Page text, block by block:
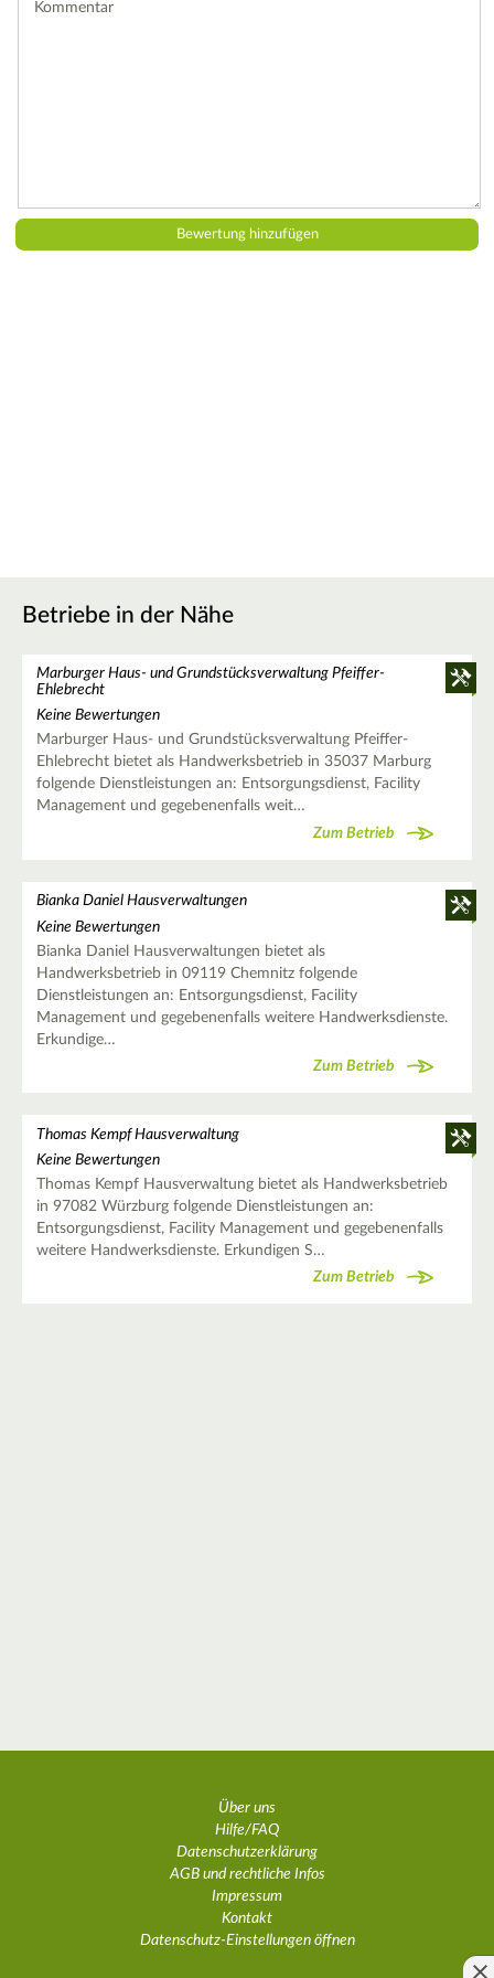
Betriebe in der Nähe
Marburger Haus- und Grundstücksverwaltung Pfeiffer-
Ehlebrecht
Keine Bewertungen
Marburger Haus- und Grundstücksverwaltung Pfeiffer-
Ehlebrecht bietet als Handwerksbetrieb in 35037 Marburg
folgende Dienstleistungen an: Entsorgungsdienst, Facility
Management und gegebenenfalls weit…
Zum Betrieb
Bianka Daniel Hausverwaltungen
Keine Bewertungen
Bianka Daniel Hausverwaltungen bietet als
Handwerksbetrieb in 09119 Chemnitz folgende
Dienstleistungen an: Entsorgungsdienst, Facility
Management und gegebenenfalls weitere Handwerksdienste.
Erkundige…
Zum Betrieb
Thomas Kempf Hausverwaltung
Keine Bewertungen
Thomas Kempf Hausverwaltung bietet als Handwerksbetrieb
in 97082 Würzburg folgende Dienstleistungen an:
Entsorgungsdienst, Facility Management und gegebenenfalls
weitere Handwerksdienste. Erkundigen S…
Zum Betrieb
Über uns
Hilfe/FAQ
Datenschutzerklärung
AGB und rechtliche Infos
Impressum
Kontakt
Datenschutz-Einstellungen öffnen